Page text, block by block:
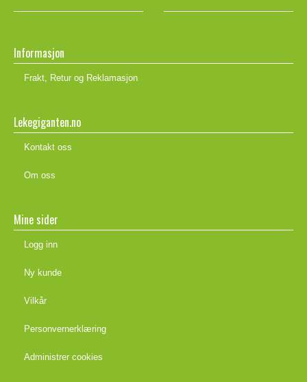
Informasjon
Frakt, Retur og Reklamasjon
Lekegiganten.no
Kontakt oss
Om oss
Mine sider
Logg inn
Ny kunde
Vilkår
Personvernerklæring
Administrer cookies